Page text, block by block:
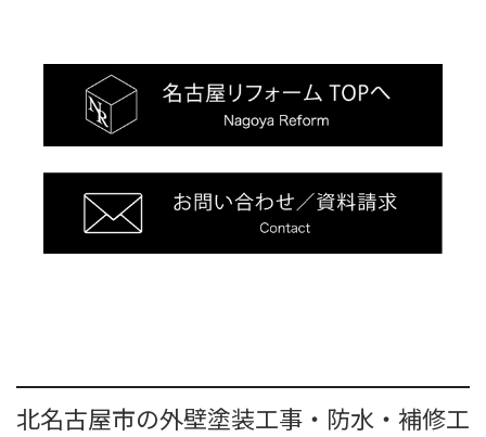
北名古屋市の外壁塗装工事・防水・補修工